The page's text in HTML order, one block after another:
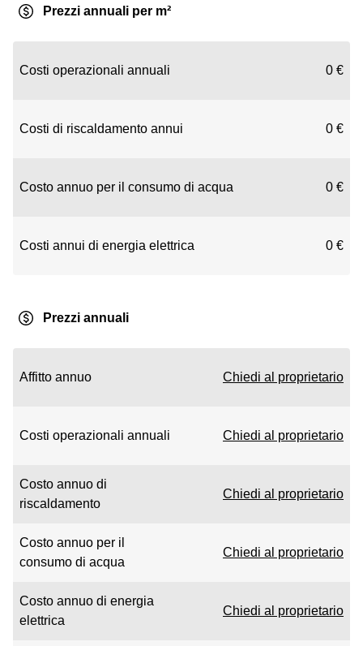
Prezzi annuali per m²
Costi operazionali annuali 0 €
Costi di riscaldamento annui 0 €
Costo annuo per il consumo di acqua 0 €
Costi annui di energia elettrica 0 €
Prezzi annuali
Affitto annuo Chiedi al proprietario
Costi operazionali annuali Chiedi al proprietario
Costo annuo di
riscaldamento
Chiedi al proprietario
Costo annuo per il
consumo di acqua
Chiedi al proprietario
Costo annuo di energia
elettrica
Chiedi al proprietario